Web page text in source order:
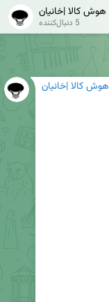
هوش کالا |خانیان
5 دنبال‌کننده
هوش کالا |خانیان